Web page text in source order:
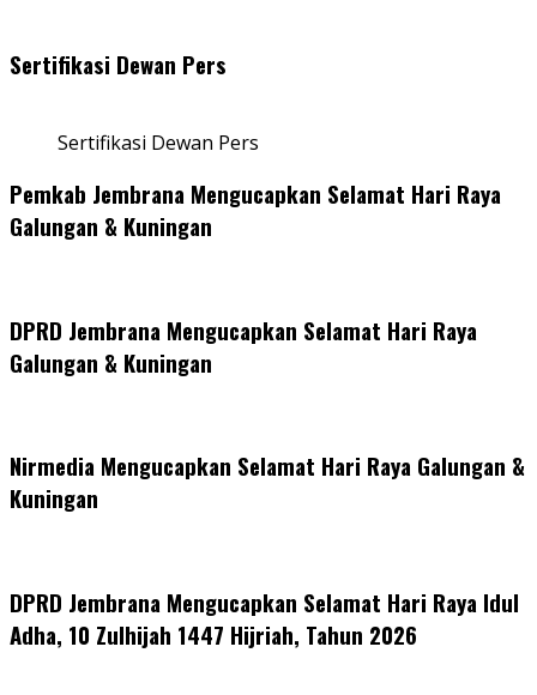
Sertifikasi Dewan Pers
Sertifikasi Dewan Pers
Pemkab Jembrana Mengucapkan Selamat Hari Raya
Galungan & Kuningan
DPRD Jembrana Mengucapkan Selamat Hari Raya
Galungan & Kuningan
Nirmedia Mengucapkan Selamat Hari Raya Galungan &
Kuningan
DPRD Jembrana Mengucapkan Selamat Hari Raya Idul
Adha, 10 Zulhijah 1447 Hijriah, Tahun 2026